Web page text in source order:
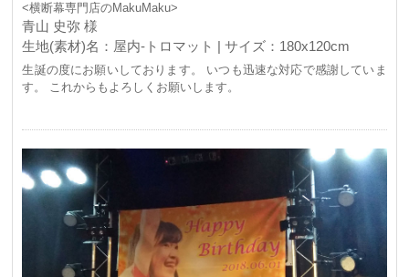
<横断幕専門店のMakuMaku>
青山 史弥 様
生地(素材)名：屋内-トロマット | サイズ：180x120cm
生誕の度にお願いしております。 いつも迅速な対応で感謝していま
す。 これからもよろしくお願いします。